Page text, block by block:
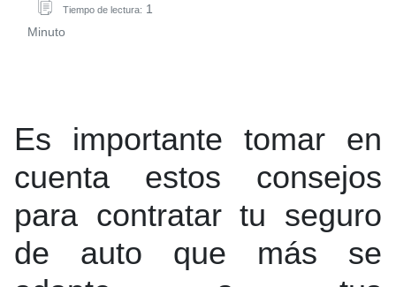
Tiempo de lectura: 1
Minuto
Es importante tomar en
cuenta estos consejos
para contratar tu seguro
de auto que más se